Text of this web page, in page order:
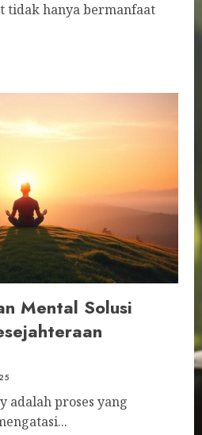
tidak hanya bermanfaat
Mental Solusi
adalah proses yang